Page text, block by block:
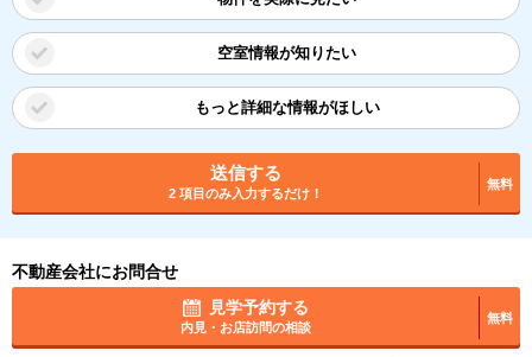
空室情報が知りたい
もっと詳細な情報がほしい
送信する
2 項目のみ入力するだけ！
無料
不動産会社にお問合せ
見学予約する
内見・お店訪問の相談
無料